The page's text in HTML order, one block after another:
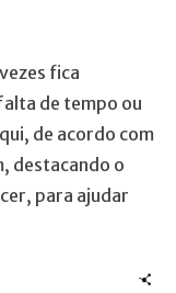
fica
de tempo ou
de acordo com
destacando o
para ajudar